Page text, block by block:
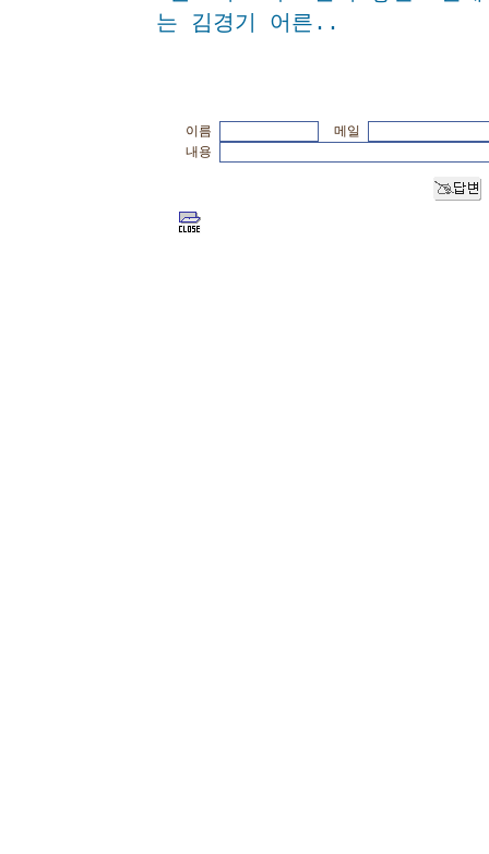
는 김경기 어른..
이름
메일
내용